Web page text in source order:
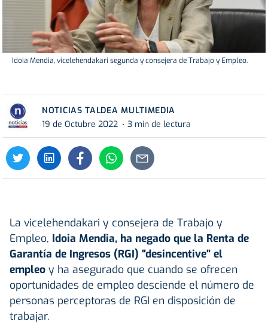
Idoia Mendia, vicelehendakari segunda y consejera de Trabajo y Empleo.
NOTICIAS TALDEA MULTIMEDIA
19 de Octubre 2022
3 min de lectura
La vicelehendakari y consejera de Trabajo y
Empleo, Idoia Mendia, ha negado que la Renta de
Garantía de Ingresos (RGI) "desincentive" el
empleo y ha asegurado que cuando se ofrecen
oportunidades de empleo desciende el número de
personas perceptoras de RGI en disposición de
trabajar.